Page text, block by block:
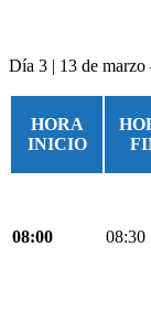
Día 3 | 13 de
HORA
INICIO
08:00 08:30